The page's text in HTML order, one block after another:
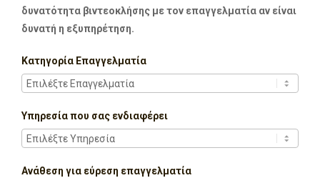
δυνατότητα βιντεοκλήσης με τον επαγγελματία αν είναι
δυνατή η εξυπηρέτηση.
Κατηγορία Επαγγελματία
Υπηρεσία που σας ενδιαφέρει
Ανάθεση για εύρεση επαγγελματία